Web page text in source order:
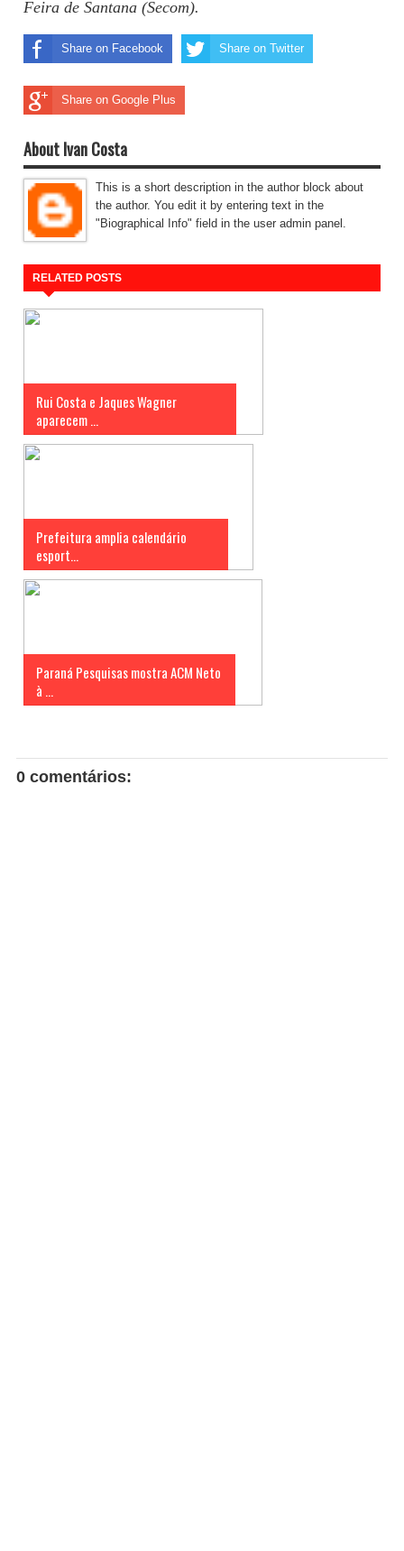
Feira de Santana (Secom).
Share on Facebook Share on Twitter
Share on Google Plus
About Ivan Costa
This is a short description in the author block about
the author. You edit it by entering text in the
"Biographical Info" field in the user admin panel.
RELATED POSTS
Rui Costa e Jaques Wagner
aparecem ...
Prefeitura amplia calendário
esport...
Paraná Pesquisas mostra ACM Neto
à ...
0 comentários: